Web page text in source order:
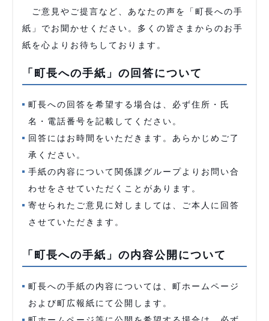
ご意見やご提言など、あなたの声を「町長への手
紙」でお聞かせください。多くの皆さまからのお手
紙を心よりお待ちしております。
「町長への手紙」の回答について
町長への回答を希望する場合は、必ず住所・氏
名・電話番号を記載してください。
回答にはお時間をいただきます。あらかじめご了
承ください。
手紙の内容について関係課グループよりお問い合
わせをさせていただくことがあります。
寄せられたご意見に対しましては、ご本人に回答
させていただきます。
「町長への手紙」の内容公開について
町長への手紙の内容については、町ホームページ
および町広報紙にて公開します。